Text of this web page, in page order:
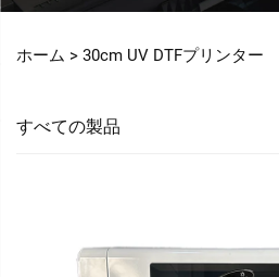
ホーム > 30cm UV DTFプリンター
すべての製品